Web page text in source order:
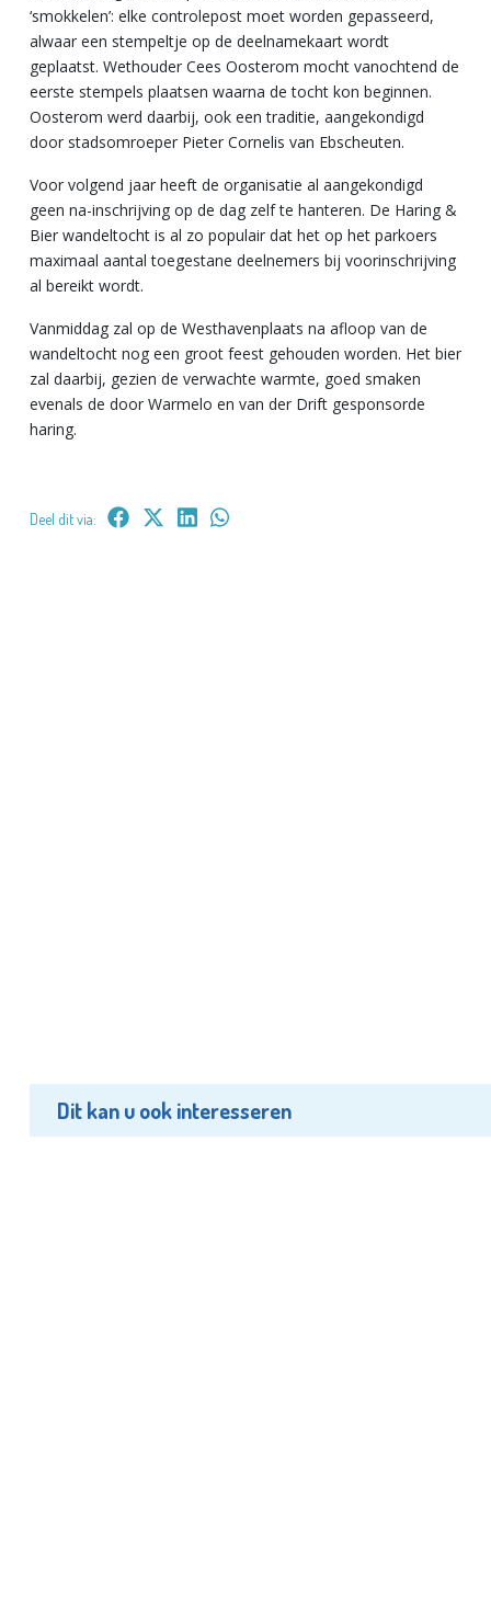
‘smokkelen’: elke controlepost moet worden gepasseerd,
alwaar een stempeltje op de deelnamekaart wordt
geplaatst. Wethouder Cees Oosterom mocht vanochtend de
eerste stempels plaatsen waarna de tocht kon beginnen.
Oosterom werd daarbij, ook een traditie, aangekondigd
door stadsomroeper Pieter Cornelis van Ebscheuten.
Voor volgend jaar heeft de organisatie al aangekondigd
geen na-inschrijving op de dag zelf te hanteren. De Haring &
Bier wandeltocht is al zo populair dat het op het parkoers
maximaal aantal toegestane deelnemers bij voorinschrijving
al bereikt wordt.
Vanmiddag zal op de Westhavenplaats na afloop van de
wandeltocht nog een groot feest gehouden worden. Het bier
zal daarbij, gezien de verwachte warmte, goed smaken
evenals de door Warmelo en van der Drift gesponsorde
haring.
Deel dit via:
Dit kan u ook interesseren